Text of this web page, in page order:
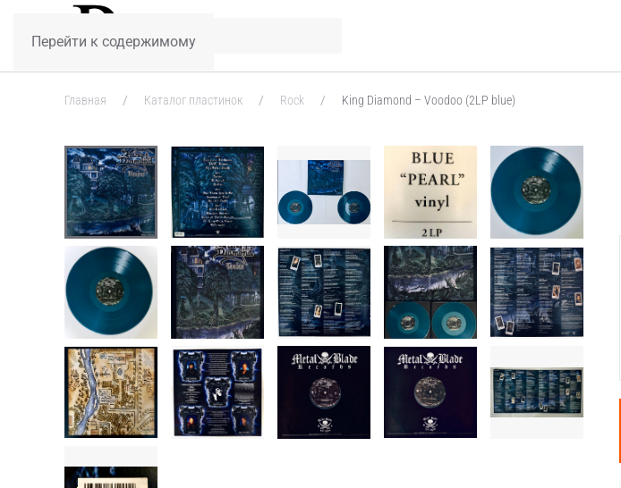
Перейти к содержимому
Главная Каталог пластинок Rock King Diamond – Voodoo (2LP blue)